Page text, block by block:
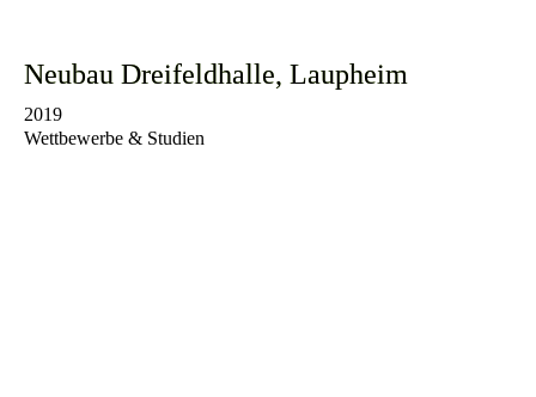
Neubau Dreifeldhalle, Laupheim
2019
Wettbewerbe & Studien